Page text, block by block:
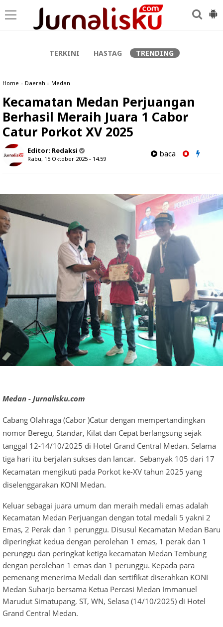
TERKINI HASTAG TRENDING
Home » Daerah » Medan
Kecamatan Medan Perjuangan
Berhasil Meraih Juara 1 Cabor
Catur Porkot XV 2025
Editor: Redaksi
Rabu, 15 Oktober 2025 - 14.59
baca
Medan - Jurnalisku.com
Cabang Olahraga (Cabor )Catur dengan mempertandingkan
nomor Beregu, Standar, Kilat dan Cepat berlangsung sejak
tanggal 12-14/10/2025 di Hotel Grand Central Medan. Selama
tiga hari itu berjalan sukses dan lancar. Sebanyak 105 dari 17
Kecamatan mengikuti pada Porkot ke-XV tahun 2025 yang
diselenggarakan KONI Medan.
Keluar sebagai juara umum dan meraih medali emas adalah
Kecamatan Medan Perjuangan dengan total medali 5 yakni 2
Emas, 2 Perak dan 1 perunggu. Disusul Kecamatan Medan Baru
diperingkat kedua dengan perolehan 1 emas, 1 perak dan 1
perunggu dan peringkat ketiga kecamatan Medan Tembung
dengan perolehan 1 emas dan 1 perunggu. Kepada para
pemenang menerima Medali dan sertifikat diserahkan KONI
Medan Suharjo bersama Ketua Percasi Medan Immanuel
Marudut Simatupang, ST, WN, Selasa (14/10/2025) di Hotel
Grand Central Medan.